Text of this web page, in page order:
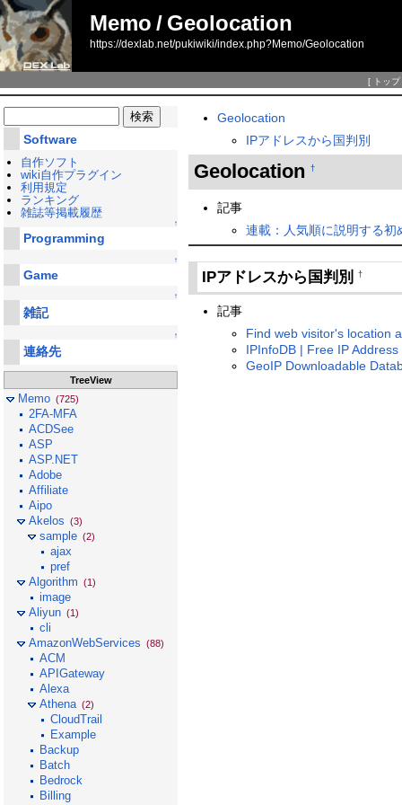
Memo / Geolocation
https://dexlab.net/pukiwiki/index.php?Memo/Geolocation
[ トップ
Geolocation
IPアドレスから国判別
Geolocation†
記事
連載：人気順に説明する
IPアドレスから国判別 †
記事
Find web visitor's location
IPInfoDB | Free IP
GeoIP Downloadable
Software
自作ソフト
wiki自作プラグイン
利用規定
ランキング
雑誌等掲載履歴
↑
Programming
↑
Game
↑
雑記
↑
連絡先
TreeView
Memo (725)
2FA-MFA
ACDSee
ASP
ASP.NET
Adobe
Affiliate
Aipo
Akelos (3)
sample (2)
ajax
pref
Algorithm (1)
image
Aliyun (1)
cli
AmazonWebServices (88)
ACM
APIGateway
Alexa
Athena (2)
CloudTrail
Example
Backup
Batch
Bedrock
Billing